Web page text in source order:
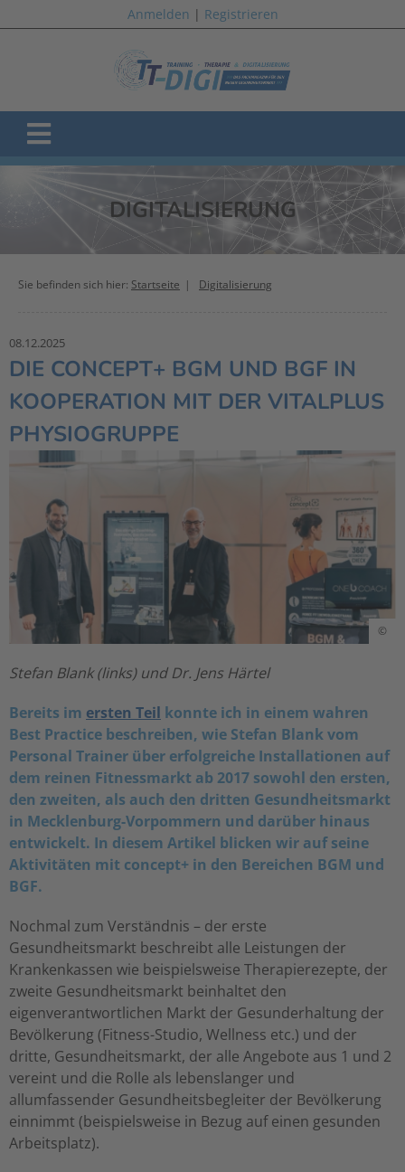
Anmelden | Registrieren
DIGITALISIERUNG
Sie befinden sich hier: Startseite Digitalisierung
08.12.2025
DIE CONCEPT+ BGM UND BGF IN
KOOPERATION MIT DER VITALPLUS
PHYSIOGRUPPE
©
Stefan Blank (links) und Dr. Jens Härtel
Bereits im ersten Teil konnte ich in einem wahren
Best Practice beschreiben, wie Stefan Blank vom
Personal Trainer über erfolgreiche Installationen auf
dem reinen Fitnessmarkt ab 2017 sowohl den ersten,
den zweiten, als auch den dritten Gesundheitsmarkt
in Mecklenburg-Vorpommern und darüber hinaus
entwickelt. In diesem Artikel blicken wir auf seine
Aktivitäten mit concept+ in den Bereichen BGM und
BGF.
Nochmal zum Verständnis – der erste
Gesundheitsmarkt beschreibt alle Leistungen der
Krankenkassen wie beispielsweise Therapierezepte, der
zweite Gesundheitsmarkt beinhaltet den
eigenverantwortlichen Markt der Gesunderhaltung der
Bevölkerung (Fitness-Studio, Wellness etc.) und der
dritte, Gesundheitsmarkt, der alle Angebote aus 1 und 2
vereint und die Rolle als lebenslanger und
allumfassender Gesundheitsbegleiter der Bevölkerung
einnimmt (beispielsweise in Bezug auf einen gesunden
Arbeitsplatz).